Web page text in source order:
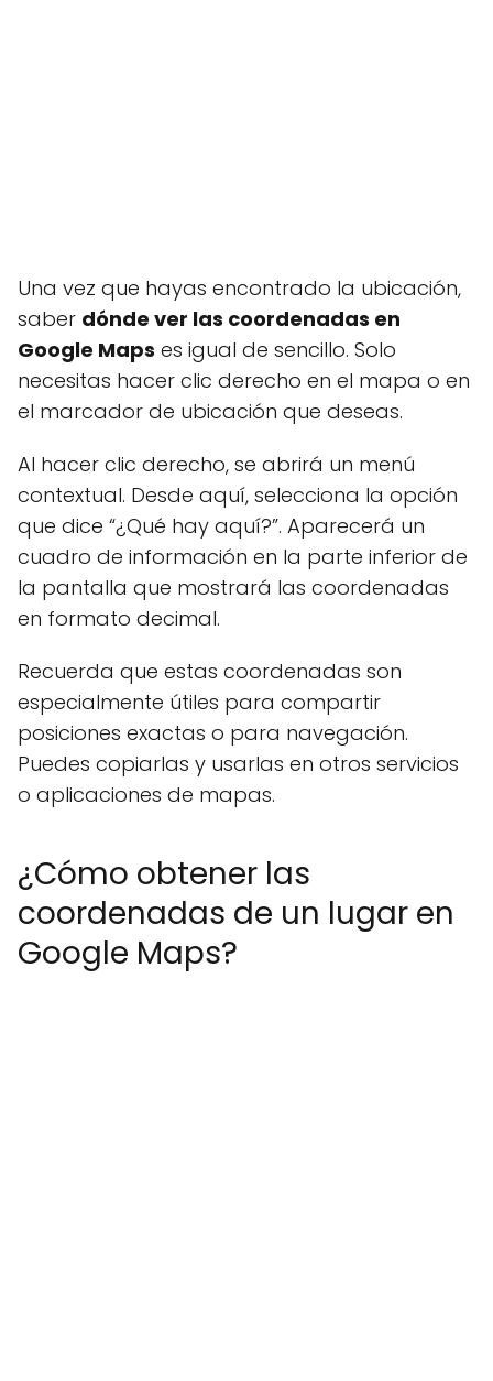
Una vez que hayas encontrado la ubicación,
saber dónde ver las coordenadas en
Google Maps es igual de sencillo. Solo
necesitas hacer clic derecho en el mapa o en
el marcador de ubicación que deseas.
Al hacer clic derecho, se abrirá un menú
contextual. Desde aquí, selecciona la opción
que dice “¿Qué hay aquí?”. Aparecerá un
cuadro de información en la parte inferior de
la pantalla que mostrará las coordenadas
en formato decimal.
Recuerda que estas coordenadas son
especialmente útiles para compartir
posiciones exactas o para navegación.
Puedes copiarlas y usarlas en otros servicios
o aplicaciones de mapas.
¿Cómo obtener las
coordenadas de un lugar en
Google Maps?